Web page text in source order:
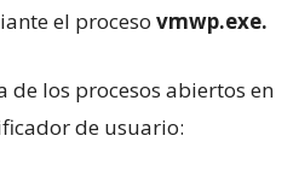
el proceso vmwp.exe.
de los procesos abiertos en
de usuario: